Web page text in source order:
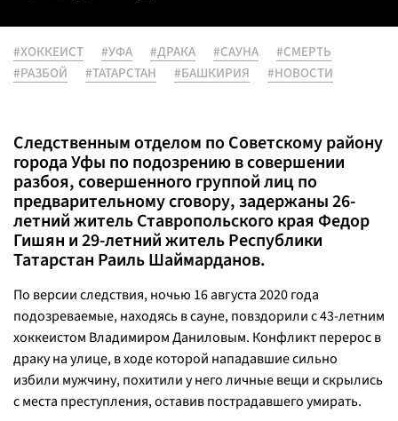
#ХОККЕИСТ #УФА #ДРАКА #САУНА
#СМЕРТЬ
#РАЗБОЙ
#ТАТАРСТАН #БАШКИРИЯ #НОВОСТИ
Следственным отделом по Советскому району
города Уфы по подозрению в совершении
разбоя, совершенного группой лиц по
предварительному сговору, задержаны 26-
летний житель Ставропольского края Федор
Гишян и 29-летний житель Республики
Татарстан Раиль Шаймарданов.
По версии следствия, ночью 16 августа 2020 года
подозреваемые, находясь в сауне, повздорили с 43-летним
хоккеистом Владимиром Даниловым. Конфликт перерос в
драку на улице, в ходе которой нападавшие сильно
избили мужчину, похитили у него личные вещи и скрылись
с места преступления, оставив пострадавшего умирать.